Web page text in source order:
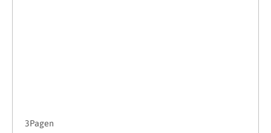
3Pagen